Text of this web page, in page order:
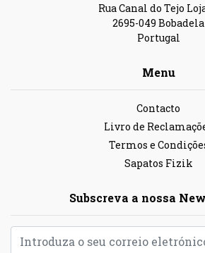
Rua Canal do Tejo
2695-049 Bobadela
Portugal
Menu
Contacto
Livro de
Termos e
Sapatos Fizik
Subscreva a nossa